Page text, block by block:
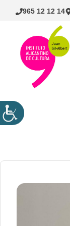
Saltar
965 12 12 14